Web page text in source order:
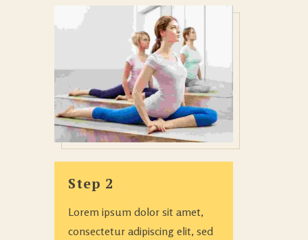
Step 2
Lorem ipsum dolor sit amet,
consectetur adipiscing elit, sed